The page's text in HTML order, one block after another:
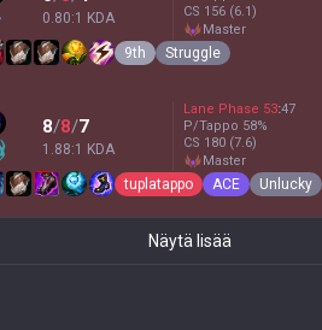
0.80:1 KDA
CS 156 (6.1)
master
9th Struggle
8/8/7
1.88:1 KDA
Lane Phase 53:47
P/Tappo 58%
CS 180 (7.6)
master
tuplatappo ACE Unlucky
Näytä lisää